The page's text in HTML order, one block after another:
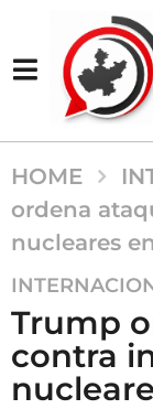
HOME
ordena
nucleares
1
a
ñ
o
a
Trump
contra